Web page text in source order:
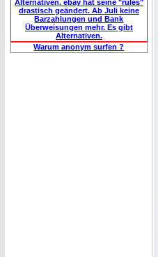
Alternativen. ebay hat seine "rules"
drastisch geändert. Ab Juli keine
Barzahlungen und Bank
Überweisungen mehr. Es gibt
Alternativen.
Warum anonym surfen ?